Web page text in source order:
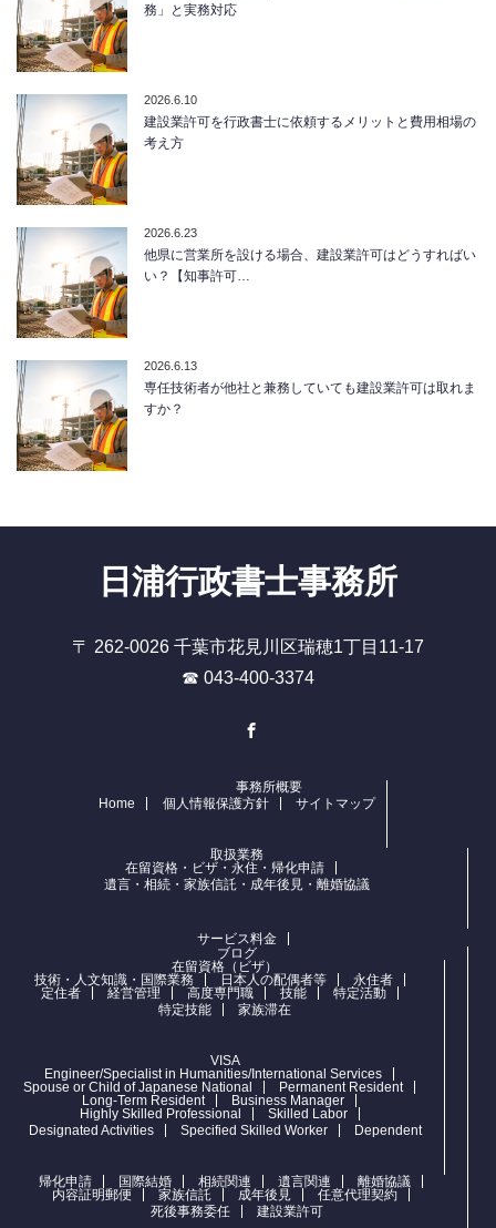
務」と実務対応
2026.6.10
建設業許可を行政書士に依頼するメリットと費用相場の
考え方
2026.6.23
他県に営業所を設ける場合、建設業許可はどうすればい
い？【知事許可…
2026.6.13
専任技術者が他社と兼務していても建設業許可は取れま
すか？
日浦行政書士事務所
〒 262-0026 千葉市花見川区瑞穂1丁目11-17
☎ 043-400-3374
Home
事務所概要
個人情報保護方針
サイトマップ
取扱業務
在留資格・ビザ・永住・帰化申請
遺言・相続・家族信託・成年後見・離婚協議
サービス料金
ブログ
在留資格（ビザ）
技術・人文知識・国際業務
日本人の配偶者等
永住者
定住者
経営管理 高度専門職 技能
特定活動
特定技能
家族滞在
VISA
Engineer/Specialist in Humanities/International Services
Spouse or Child of Japanese National
Permanent Resident
Long-Term Resident
Business Manager
Highly Skilled Professional
Skilled Labor
Designated Activities
Specified Skilled Worker Dependent
帰化申請 国際結婚 相続関連 遺言関連
離婚協議
内容証明郵便
家族信託 成年後見
任意代理契約
死後事務委任
建設業許可